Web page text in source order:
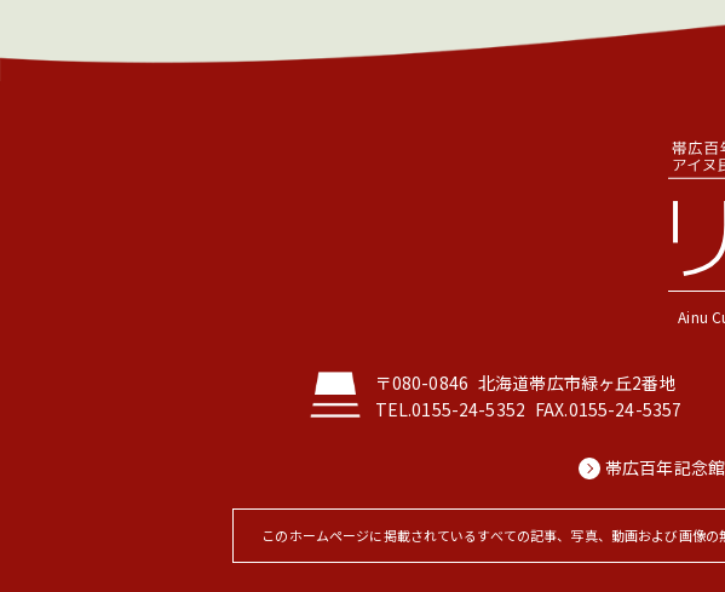
〒080-0846 北海道帯広市緑ヶ丘2番地
TEL.0155-24-5352 FAX.0155-24-5357
帯広百年記念館
このホームページに掲載されているすべての記事、写真、動画および画像の